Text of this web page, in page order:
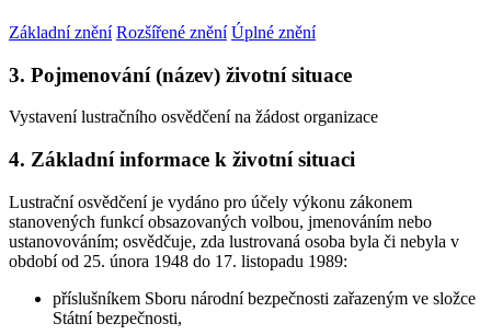
Základní znění Rozšířené znění Úplné znění
3. Pojmenování (název) životní situace
Vystavení lustračního osvědčení na žádost organizace
4. Základní informace k životní situaci
Lustrační osvědčení je vydáno pro účely výkonu zákonem
stanovených funkcí obsazovaných volbou, jmenováním nebo
ustanovováním; osvědčuje, zda lustrovaná osoba byla či nebyla v
období od 25. února 1948 do 17. listopadu 1989:
příslušníkem Sboru národní bezpečnosti zařazeným ve složce
Státní bezpečnosti,